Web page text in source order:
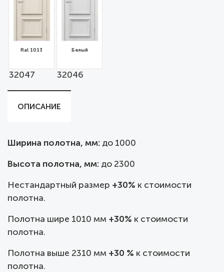
Ral 1013
32047
Белый
32046
ОПИСАНИЕ
Ширина полотна, мм: до 1000
Высота полотна, мм: до 2300
Нестандартный размер +30% к стоимости
полотна.
Полотна шире 1010 мм +30% к стоимости
полотна.
Полотна выше 2310 мм +30 % к стоимости
полотна.